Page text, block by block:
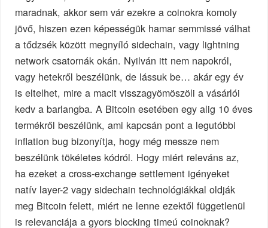
maradnak, akkor sem vár ezekre a coinokra komoly
jövő, hiszen ezen képességük hamar semmissé válhat
a tődzsék között megnyíló sidechain, vagy lightning
network csatornák okán. Nyilván itt nem napokról,
vagy hetekről beszélünk, de lássuk be… akár egy év
is eltelhet, mire a macit visszagyömöszöli a vásárlói
kedv a barlangba. A Bitcoin esetében egy alig 10 éves
termékről beszélünk, ami kapcsán pont a legutóbbi
inflation bug bizonyítja, hogy még messze nem
beszélünk tökéletes kódról. Hogy miért releváns az,
ha ezeket a cross-exchange settlement igényeket
natív layer-2 vagy sidechain technológiákkal oldják
meg Bitcoin felett, miért ne lenne ezektől függetlenül
is relevanciája a gyors blocking timeú coinoknak?